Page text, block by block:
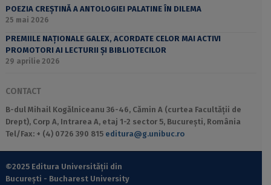
POEZIA CREȘTINĂ A ANTOLOGIEI PALATINE ÎN DILEMA
25 mai 2026
PREMIILE NAȚIONALE GALEX, ACORDATE CELOR MAI ACTIVI
PROMOTORI AI LECTURII ȘI BIBLIOTECILOR
29 aprilie 2026
CONTACT
B-dul Mihail Kogălniceanu 36-46, Cămin A (curtea Facultății de
Drept), Corp A, Intrarea A, etaj 1-2 sector 5, București, România
Tel/Fax: + (4) 0726 390 815 editura@g.unibuc.ro
©2025 Editura Universității din
București - Bucharest University